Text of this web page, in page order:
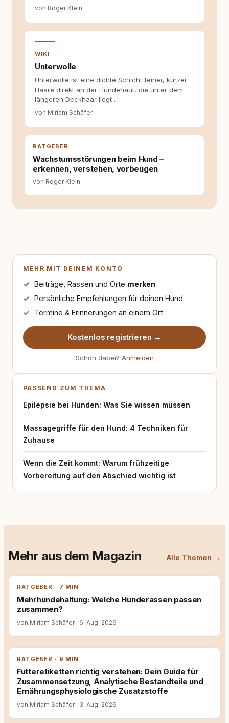
sich dabei immer auf das grosse Ganze:
Welche Themen sind relevant? Welche
Fragen stehen dahinter? Und wie lassen sich
fundiert und für unsere Leser wirklich
allein nicht ausreichen. Gute Entscheidungen
Selbstreflexion und Bereitschaft zum
Hinterfragen zusammenkommen. Mit meinen
Texten möchte ich genau dazu beitragen.
von Roger Klein
WIKI
Unterwolle
Unterwolle ist eine dichte Schicht feiner, kurzer
Haare direkt an der Hundehaut, die unter dem
längeren Deckhaar liegt …
von Miriam Schäfer
RATGEBER
Wachstumsstörungen beim Hund –
erkennen, verstehen, vorbeugen
von Roger Klein
MEHR MIT DEINEM KONTO
Beiträge, Rassen und Orte merken
Persönliche Empfehlungen für deinen Hund
Termine & Erinnerungen an einem Ort
Kostenlos registrieren →
Schon dabei? Anmelden
PASSEND ZUM THEMA
Epilepsie bei Hunden: Was Sie wissen müssen
Massagegriffe für den Hund: 4 Techniken für
Zuhause
Wenn die Zeit kommt: Warum frühzeitige
Vorbereitung auf den Abschied wichtig ist
Mehr aus dem Magazin Alle Themen →
RATGEBER · 7 MIN
Mehrhundehaltung: Welche Hunderassen passen
zusammen?
von Miriam Schäfer · 6. Aug. 2026
RATGEBER · 9 MIN
Futteretiketten richtig verstehen: Dein Guide für
Zusammensetzung, Analytische Bestandteile und
Ernährungsphysiologische Zusatzstoffe
von Miriam Schäfer · 3. Aug. 2026